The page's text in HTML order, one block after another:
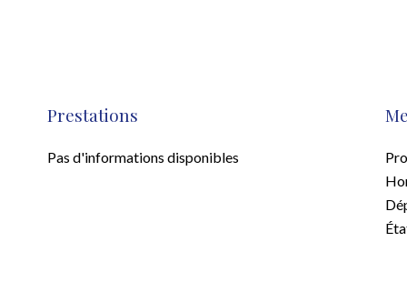
Prestations
Pas d'informations disponibles